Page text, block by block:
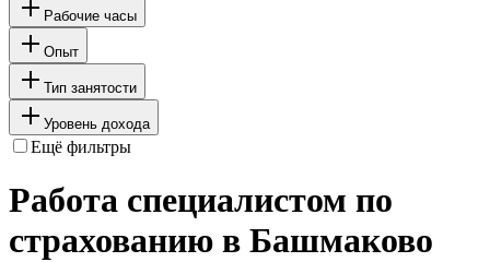
Рабочие часы
Опыт
Тип занятости
Уровень дохода
Ещё фильтры
Работа специалистом по
страхованию в Башмаково